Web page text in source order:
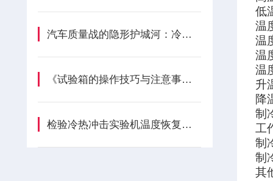
汽车质量战的隐形护城河：冷热冲击试验箱如何赋能中国智造？
《试验箱的操作技巧与注意事项》
检验冷热冲击实验机温度恢复的5大步骤，你知道多少？
低
温
温
温
温
升
降
制
工
制
制
其